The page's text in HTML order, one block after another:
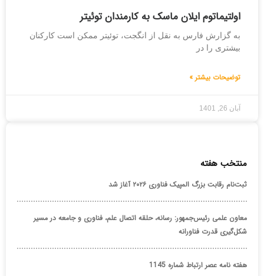
اولتیماتوم ایلان ماسک به کارمندان توئیتر
به گزارش فارس به نقل از انگجت، توئیتر ممکن است کارکنان
بیشتری را در
توضیحات بیشتر »
آبان 26, 1401
منتخب هفته
ثبت‌نام رقابت بزرگ المپیک فناوری ۲۰۲۶ آغاز شد
معاون علمی رئیس‌جمهور: رسانه، حلقه اتصال علم، فناوری و جامعه در مسیر
شکل‌گیری قدرت فناورانه
هفته نامه عصر ارتباط شماره 1145